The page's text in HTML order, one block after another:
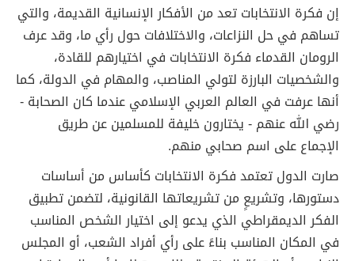
إن فكرة الانتخابات تعد من الأفكار الإنسانية القديمة، والتي
تساهم في حل النزاعات، والاختلافات حول رأي ما، وقد عرف
الرومان القدماء فكرة الانتخابات في اختيارهم للقادة،
والشخصيات البارزة لتولي المناصب، والمهام في الدولة، كما
أنها عرفت في العالم العربي الإسلامي عندما كان الصحابة -
رضي الله عنهم - يختارون خليفة للمسلمين عن طريق
الإجماع على اسم صحابي منهم.
صارت الدول تعتمد فكرة الانتخابات كأساس من أساسات
دستورها، وتشريعٍ من تشريعاتها القانونية، لتضمن تطبيق
الفكر الديمقراطي الذي يدعو إلى اختيار الشخص المناسب
في المكان المناسب بناءً على رأي أفراد الشعب، أو المجلس